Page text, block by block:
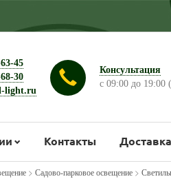
45
30
light.ru
Консультация
с 09:00 до 19:00
Контакты Доставка
> Садово-парковое освещение>